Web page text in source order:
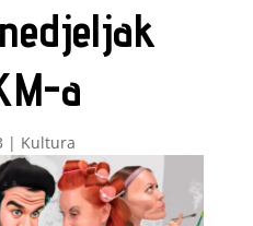
a
| Kultura